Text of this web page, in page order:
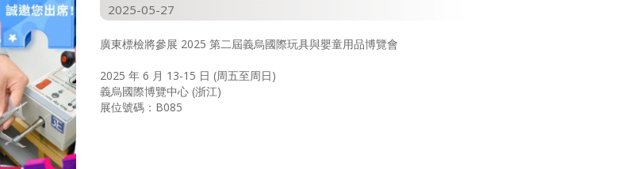
2025-05-27
廣東標檢將參展 2025 第二屆義烏國際玩具與嬰童用品博覽會
2025 年 6 月 13-15 日 (周五至周日)
義烏國際博覽中心 (浙江)
展位號碼：B085